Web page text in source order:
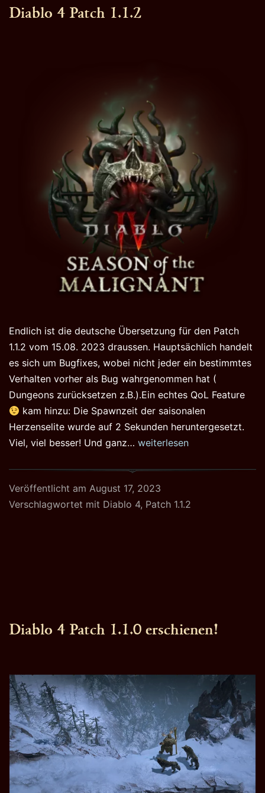
Diablo 4 Patch 1.1.2
Endlich ist die deutsche Übersetzung für den Patch
1.1.2 vom 15.08. 2023 draussen. Hauptsächlich handelt
es sich um Bugfixes, wobei nicht jeder ein bestimmtes
Verhalten vorher als Bug wahrgenommen hat (
Dungeons zurücksetzen z.B.).Ein echtes QoL Feature
kam hinzu: Die Spawnzeit der saisonalen
Herzenselite wurde auf 2 Sekunden heruntergesetzt.
Viel, viel besser! Und ganz… Diablo
Patch
1.1.2
weiterlesen
Veröffentlicht am August 17, 2023
Verschlagwortet mit Diablo 4, Patch 1.1.2
Diablo 4 Patch 1.1.0 erschienen!